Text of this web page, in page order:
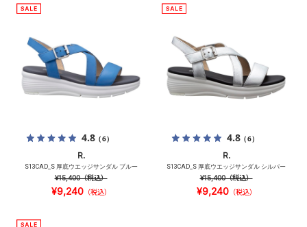
4.8（6）
R.
S13CAD_S 厚底ウエッジサンダル ブルー
¥15,400（税込）
¥9,240（税込）
4.8（6）
R.
S13CAD_S 厚底ウエッジサンダル シルバー
¥15,400（税込）
¥9,240（税込）